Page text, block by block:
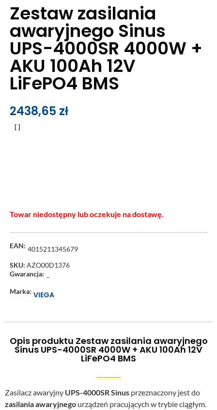
Zestaw zasilania
awaryjnego Sinus
UPS-4000SR 4000W +
AKU 100Ah 12V
LiFePO4 BMS
2438,65 zł
Towar niedostępny lub oczekuje na dostawę.
EAN: 4015211345679
SKU: AZO00D1376
Gwarancja: –
Marka: VIEGA
Opis produktu Zestaw zasilania awaryjnego
Sinus UPS-4000SR 4000W + AKU 100Ah 12V
LiFePO4 BMS
Zasilacz awaryjny UPS-4000SR Sinus przeznaczony jest do
zasilania awaryjnego urządzeń pracujących w trybie ciągłym.